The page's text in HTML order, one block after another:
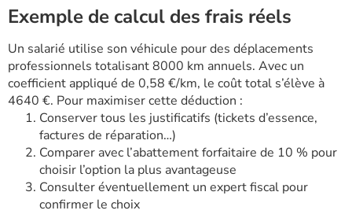
Exemple de calcul des frais réels
Un salarié utilise son véhicule pour des déplacements
professionnels totalisant 8000 km annuels. Avec un
coefficient appliqué de 0,58 €/km, le coût total s’élève à
4640 €. Pour maximiser cette déduction :
Conserver tous les justificatifs (tickets d’essence,
factures de réparation…)
Comparer avec l’abattement forfaitaire de 10 % pour
choisir l’option la plus avantageuse
Consulter éventuellement un expert fiscal pour
confirmer le choix